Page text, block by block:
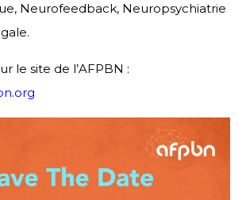
Neurofeedback, Neuropsychiatrie
le site de l’AFPBN :